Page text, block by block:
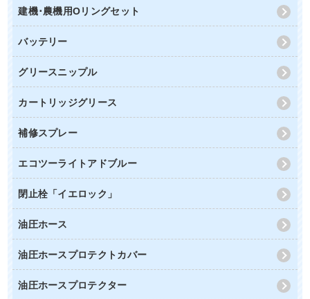
建機･農機用Oリングセット
バッテリー
グリースニップル
カートリッジグリース
補修スプレー
エコツーライトアドブルー
閉止栓「イエロック」
油圧ホース
油圧ホースプロテクトカバー
油圧ホースプロテクター